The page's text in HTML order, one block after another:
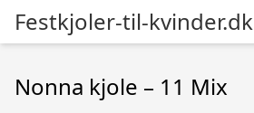
Festkjoler-til-kvinder.dk
Nonna kjole – 11 Mix